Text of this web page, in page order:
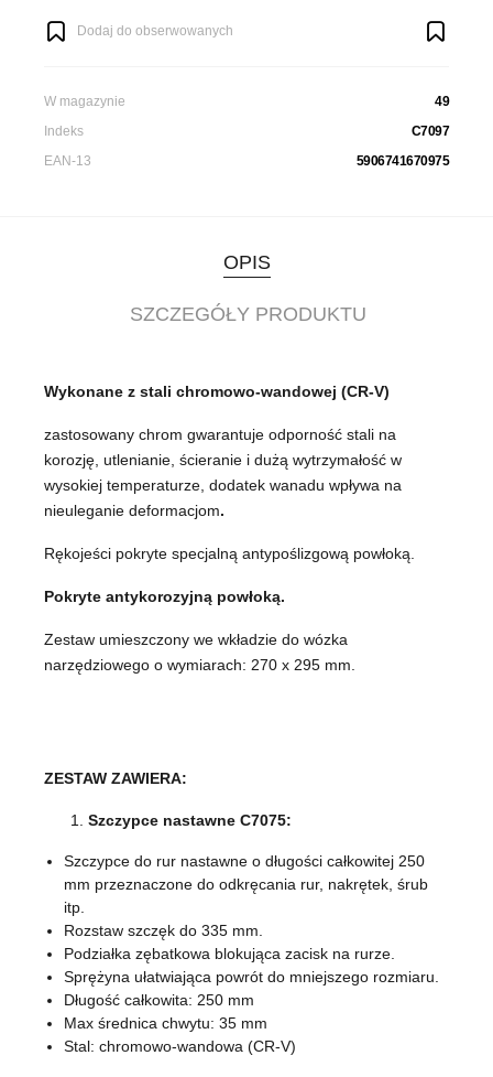
Dodaj do obserwowanych
W magazynie
49
Indeks
C7097
EAN-13
5906741670975
OPIS
SZCZEGÓŁY PRODUKTU
Wykonane z stali chromowo-wandowej (CR-V)
zastosowany chrom gwarantuje odporność stali na
korozję, utlenianie, ścieranie i dużą wytrzymałość w
wysokiej temperaturze, dodatek wanadu wpływa na
nieuleganie deformacjom.
Rękojeści pokryte specjalną antypoślizgową powłoką.
Pokryte antykorozyjną powłoką.
Zestaw umieszczony we wkładzie do wózka
narzędziowego o wymiarach: 270 x 295 mm.
ZESTAW ZAWIERA:
Szczypce nastawne C7075:
Szczypce do rur nastawne o długości całkowitej 250
mm przeznaczone do odkręcania rur, nakrętek, śrub
itp.
Rozstaw szczęk do 335 mm.
Podziałka zębatkowa blokująca zacisk na rurze.
Sprężyna ułatwiająca powrót do mniejszego rozmiaru.
Długość całkowita: 250 mm
Max średnica chwytu: 35 mm
Stal: chromowo-wandowa (CR-V)